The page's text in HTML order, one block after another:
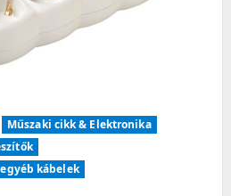
Műszaki cikk & Elektronika
kábelek